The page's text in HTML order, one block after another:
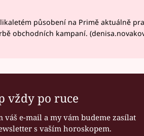
působení na Primě aktuálně
obchodních kampaní.
vždy po ruce
váš e-mail a my vám budeme zasílat
s vaším horoskopem.